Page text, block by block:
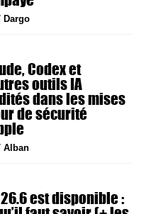
Dargo
Codex et
outils IA
dans les mises
de sécurité
Alban
est disponible :